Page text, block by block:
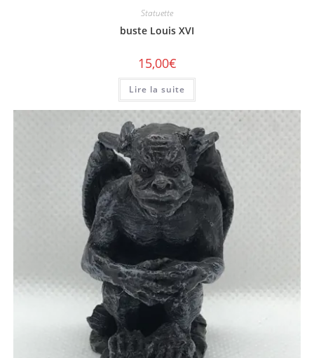
Statuette
buste Louis XVI
15,00€
Lire la suite